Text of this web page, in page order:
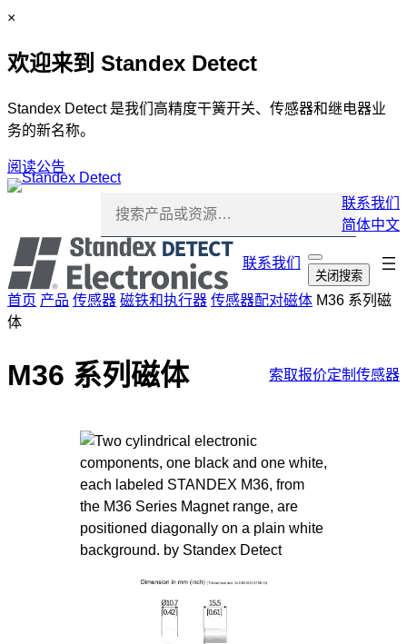
跳
内
C
o
e
×
欢迎来到 Standex Detect
Standex Detect 是我们高精度干簧开关、传感器和继电器业
务的新名称。
阅读公告
联系我们
简体中文
联系我们
打
开
搜
关闭搜索
跳
导
首页 产品 传感器 磁铁和执行器 传感器配对磁体 M36 系列磁
体
M36 系列磁体 索取报价定制传感器